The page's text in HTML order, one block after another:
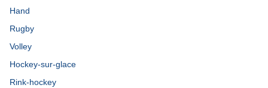
Hand
Rugby
Volley
Hockey-sur-glace
Rink-hockey